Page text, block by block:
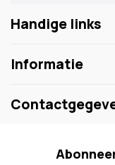
Handige links
Informatie